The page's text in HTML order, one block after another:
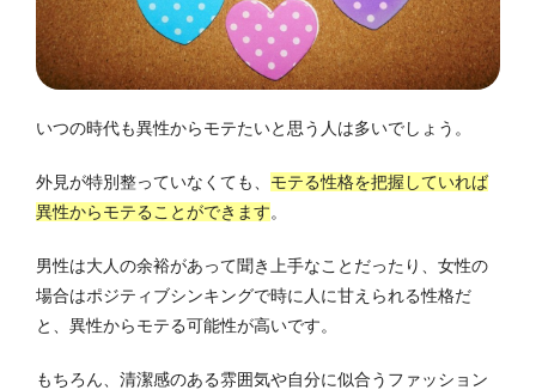
いつの時代も異性からモテたいと思う人は多いでしょう。
外見が特別整っていなくても、 モテる性格を把握していれば
異性からモテることができます。
男性は大人の余裕があって聞き上手なことだったり、女性の
場合はポジティブシンキングで時に人に甘えられる性格だ
と、異性からモテる可能性が高いです。
もちろん、清潔感のある雰囲気や自分に似合うファッション